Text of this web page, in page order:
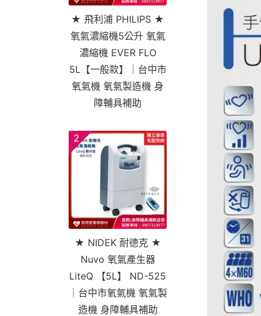
★ 飛利浦 PHILIPS ★
氧氣濃縮機5公升 氧氣
濃縮機 EVER FLO
5L【一般款】｜台中市
氧氣機 氧氣製造機 身
障輔具補助
2
★ NIDEK 耐德克 ★
Nuvo 氧氣產生器
LiteQ 【5L】 ND-525
｜台中市氧氣機 氧氣製
造機 身障輔具補助